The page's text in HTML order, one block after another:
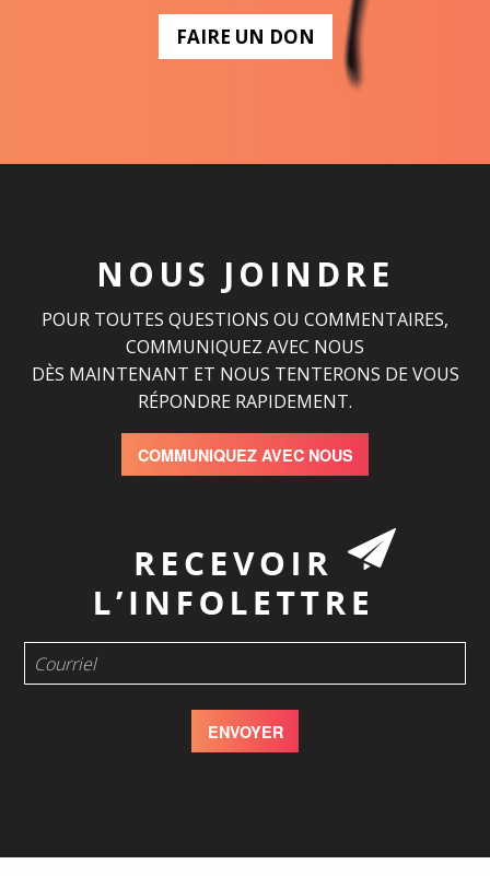
FAIRE UN DON
NOUS JOINDRE
POUR TOUTES QUESTIONS OU COMMENTAIRES,
COMMUNIQUEZ AVEC NOUS
DÈS MAINTENANT ET NOUS TENTERONS DE VOUS
RÉPONDRE RAPIDEMENT.
COMMUNIQUEZ AVEC NOUS